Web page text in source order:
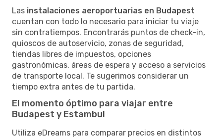
Las instalaciones aeroportuarias en Budapest
cuentan con todo lo necesario para iniciar tu viaje
sin contratiempos. Encontrarás puntos de check-in,
quioscos de autoservicio, zonas de seguridad,
tiendas libres de impuestos, opciones
gastronómicas, áreas de espera y acceso a servicios
de transporte local. Te sugerimos considerar un
tiempo extra antes de tu partida.
El momento óptimo para viajar entre
Budapest y Estambul
Utiliza eDreams para comparar precios en distintos